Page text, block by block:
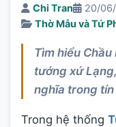
Chi Tran 20/
Thờ Mẫu và Tứ
Tìm hiểu
tướng xứ
nghĩa trong tín
Trong hệ thống